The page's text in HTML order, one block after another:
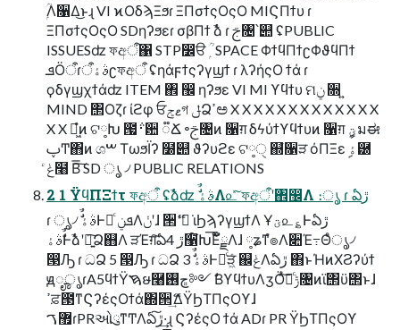
ۭؒΛ૑Δ͜ͱɻ VI ϰΟδϡΞϧɾ ΞΠσϯςΟςΟ MIϚΠϯυ ɾ
ΞΠσϯςΟςΟ SDηʔϧεɾ σβΠϯ ࣾձ ɾ ࢢ৔՝୊ ʢPUBLIC
ISSUESʣ ফඅऀ΁ STP෼ੳ ۭ ؒ SPACE ΦϯϥΠϯʗΦϑϥΠϯ
ܦӦऀɾࣄۀऀʗফඅऀ ʢηάϝϯςʔγϣϯ ɾ λʔήςΟ ϯά ɾ
ϙδγϣχϯάʣ ITEM ঎ ඼ ηʔϧε VI MI ϒϥϯυ ମݧ ૝ ͍
MIND ΢Οζɾ ίϩφ ਓޱݮগ ݪՁߴಅ X X X X X X X X X X X X X
X X ಇ͖ํͷ ଟ༷Խ ౗࢈݅਺ ૿Ճ ৽ࢢ৔ͷ ૑ग़ δϟύϯϒϥϯυͷ ૑ग़ ؾީมಈ
ࢠͲ΋ͷ ශࠔ ΤωϧΪʔ ໰୊ ϑʔυϩε ଟ༷ੑ ஍ํ૑ੜ όΠΞε ࣦۀ཰
ݟͨ໨ Β͠͞ SD ൃ ৴ PUBLIC RELATIONS
2 1 ΫϥΠΞϯτ ফඅऀ ʢࣾձʣ ࣗࣾࣄۀΛ௨ͯ͠ ফඅऀʹ঎඼Λ ։ൃ ɾ ఏڙ
ɾ ൃ৴ ࣗࣾࣄۀͰಘͨ ܦݧΛݩʹɺ ੒ޭʹಋ͘ ιϦϡʔγϣϯΛ Ұؾ௨؏Ͱఏڙ
ࣗࣾࣄۀͰࣾձʹ৽͍͠Ձ஋Λ ੜΈग़͠ఏڙ 4઱໌Խ͞ΕͨັྗΛɺ ༷ʑͳํ๏Λ૊Έ߹Θͤൃ৴
൓Ԡ ɾ ධՁ 5 ൓Ԡ ɾ ධՁ 3 ࣗࣾࣄۀͰಘͨੜ͖ͨ ஌ݟΛఏڙ ΋ͱΉͷΧϨʔύϯ
ԭೄൃɾA5ϥϯΫࠇໟ࿨ڇ࢖༻ ࣗΒϒϥϯυΛӡӦͯ͠ಘͨݱ৔ͷϊ΢ϋ΢ͱɺ
ߴਫ਼౓ͳϚʔέςΟϯά΍੒ޭ͢ΔΫϦΤΠςΟϒɺ
޿ࠂɾPRઓུͳͲΛఏڙ͠·͢ɻ ϚʔέςΟ ϯά ADɾ PR ΫϦΤΠςΟϒ